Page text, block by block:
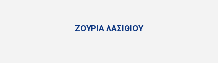
ΖΟΥΡΙΑ ΛΑΣΙΘΙΟΥ